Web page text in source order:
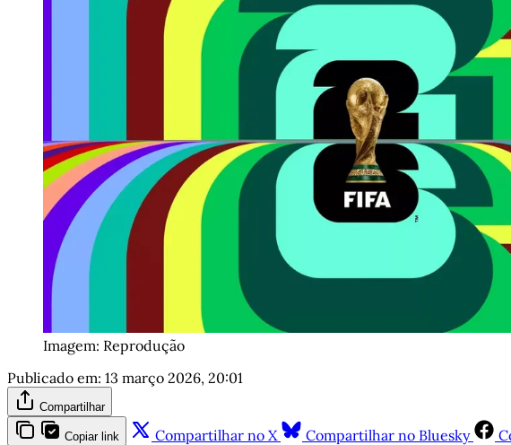
Imagem: Reprodução
Publicado em: 13 março 2026, 20:01
Compartilhar
Copiar link Compartilhar no X Compartilhar no Bluesky